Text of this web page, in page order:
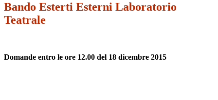
Bando Esterti Esterni Laboratorio
Teatrale
Domande entro le ore 12.00 del 18 dicembre 2015